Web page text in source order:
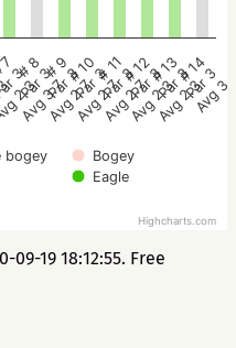
bogey
Bogey
Eagle
3
2.3
# 8
Par 3
Avg 3.7
# 9
Par 3
Avg 2.7
# 10
Par 3
Avg 2.7
# 11
Par 3
Avg 2.7
# 12
Par 3
Avg 2.3
# 13
Par 3
Avg 2.3
# 14
Par 3
Avg 3
Highcharts.com
19 18:12:55. Free